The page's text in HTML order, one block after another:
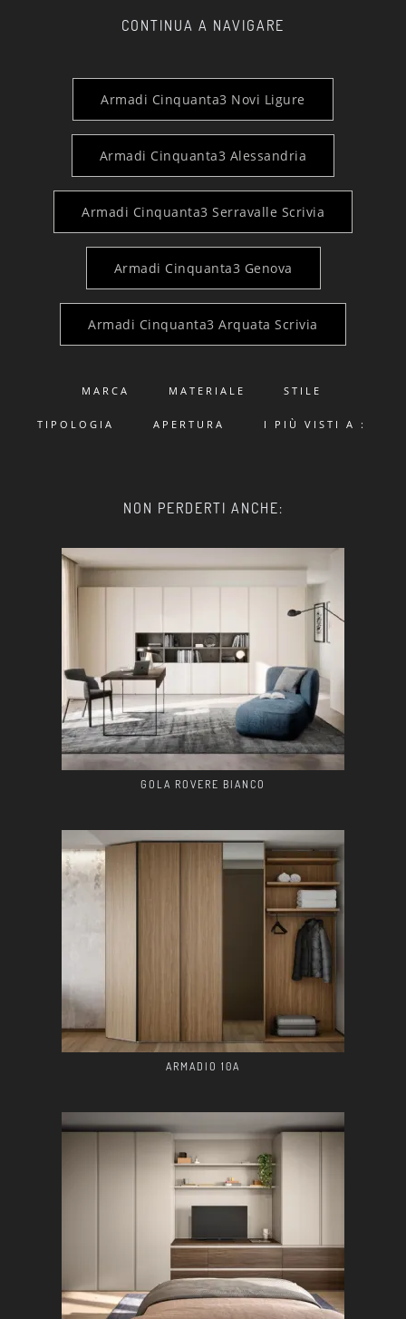
CONTINUA A NAVIGARE
Armadi Cinquanta3 Novi Ligure
Armadi Cinquanta3 Alessandria
Armadi Cinquanta3 Serravalle Scrivia
Armadi Cinquanta3 Genova
Armadi Cinquanta3 Arquata Scrivia
MARCA MATERIALE STILE
TIPOLOGIA APERTURA I PIÙ VISTI A :
NON PERDERTI ANCHE:
GOLA ROVERE BIANCO
ARMADIO 10A